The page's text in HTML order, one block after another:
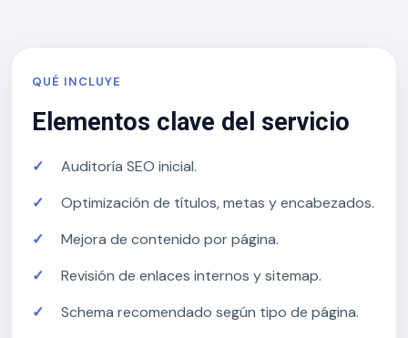
QUÉ INCLUYE
Elementos clave del servicio
Auditoría SEO inicial.
Optimización de títulos, metas y encabezados.
Mejora de contenido por página.
Revisión de enlaces internos y sitemap.
Schema recomendado según tipo de página.